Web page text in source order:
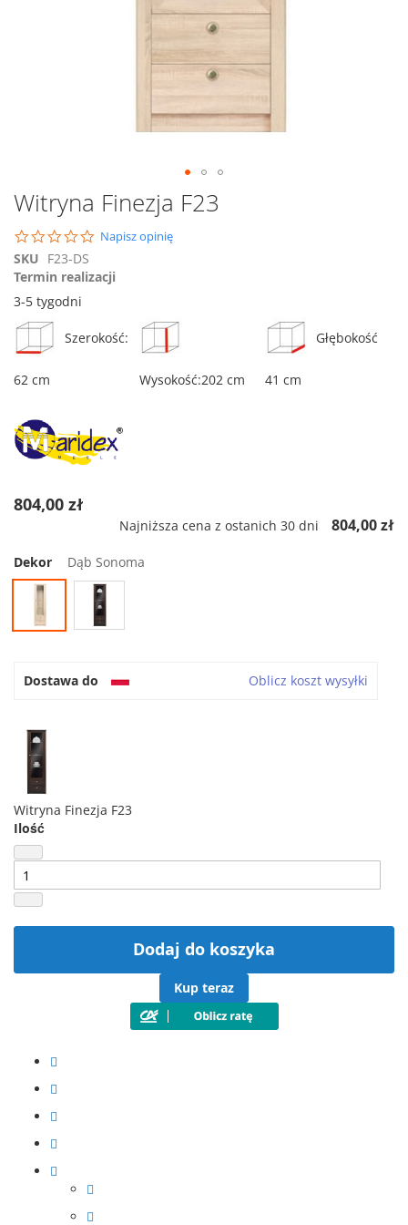
Przejdź
na
początek
galerii
Witryna Finezja F23
0.0
Napisz opinię
SKU F23-DS
Termin realizacji
3-5 tygodni
Szerokość:
62 cm Wysokość:202 cm
Głębokość
41 cm
804,00 zł
Najniższa cena z ostanich 30 dni 804,00 zł
Dekor Dąb Sonoma
Dostawa do Oblicz koszt wysyłki
Witryna Finezja F23
Ilość
Dodaj do koszyka
Kup teraz